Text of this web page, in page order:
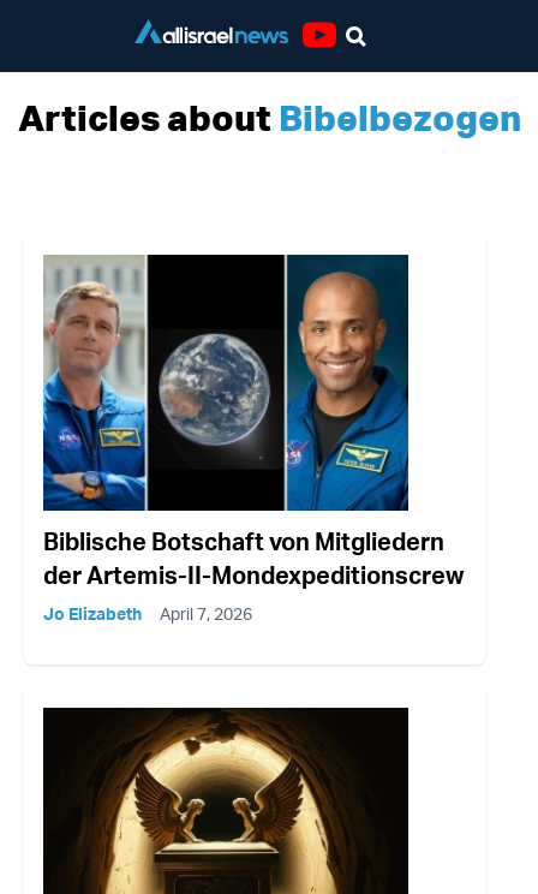
Articles about Bibelbezogen
Biblische Botschaft von Mitgliedern
der Artemis-II-Mondexpeditionscrew
Jo Elizabeth April 7, 2026